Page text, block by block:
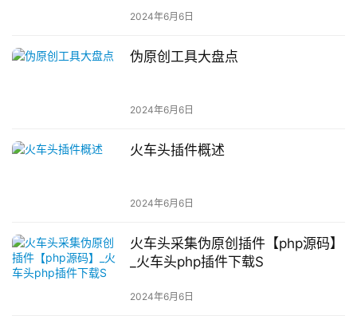
2024年6月6日
伪原创工具大盘点
2024年6月6日
火车头插件概述
2024年6月6日
火车头采集伪原创插件【php源码】
_火车头php插件下载S
2024年6月6日